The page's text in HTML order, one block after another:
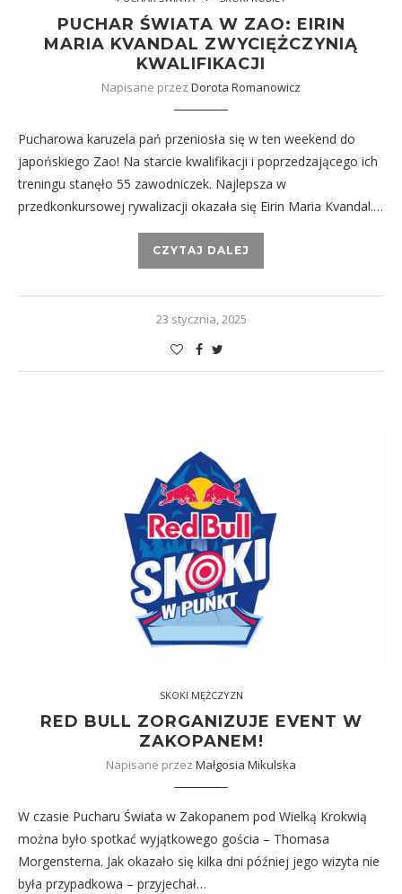
PUCHAR ŚWIATA W ZAO: EIRIN
MARIA KVANDAL ZWYCIĘŻCZYNIĄ
KWALIFIKACJI
Napisane przez Dorota Romanowicz
Pucharowa karuzela pań przeniosła się w ten weekend do
japońskiego Zao! Na starcie kwalifikacji i poprzedzającego ich
treningu stanęło 55 zawodniczek. Najlepsza w
przedkonkursowej rywalizacji okazała się Eirin Maria Kvandal.…
CZYTAJ DALEJ
23 stycznia, 2025
SKOKI MĘŻCZYZN
RED BULL ZORGANIZUJE EVENT W
ZAKOPANEM!
Napisane przez Małgosia Mikulska
W czasie Pucharu Świata w Zakopanem pod Wielką Krokwią
można było spotkać wyjątkowego gościa – Thomasa
Morgensterna. Jak okazało się kilka dni później jego wizyta nie
była przypadkowa – przyjechał…